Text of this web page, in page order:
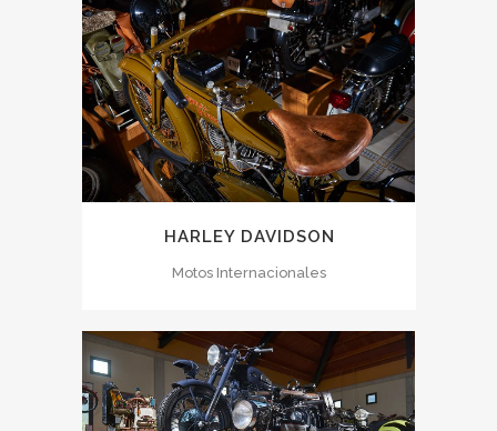
HARLEY DAVIDSON
Motos Internacionales